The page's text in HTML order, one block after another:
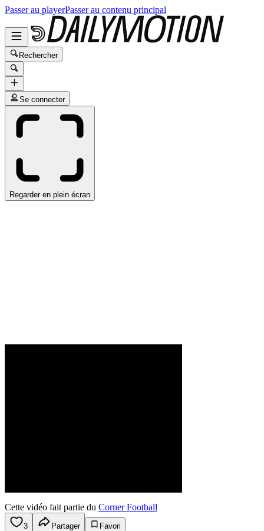
Passer au playerPasser au contenu principal
Rechercher
Se connecter
Regarder en plein écran
Cette vidéo fait partie du Corner Football
3 Partager
Favori